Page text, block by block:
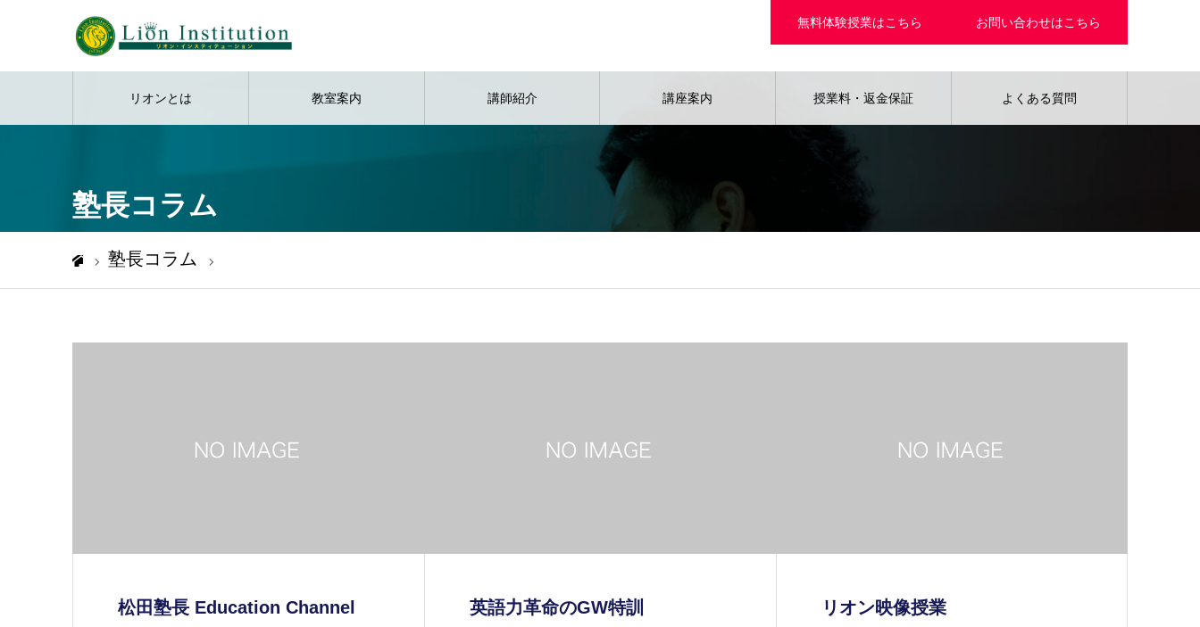
無料体験授業はこちら お問い合わせはこちら
リオンとは 教室案内 講師紹介 講座案内 授業料・返金保証 よくある質問
塾長コラム
塾長コラム
松田塾長 Education Channel 英語力革命のGW特訓 リオン映像授業